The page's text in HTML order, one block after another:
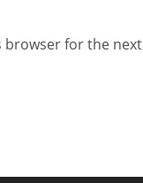
browser for the